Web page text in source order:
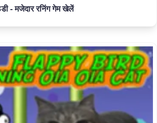
- मजेदार रनिंग गेम खेलें